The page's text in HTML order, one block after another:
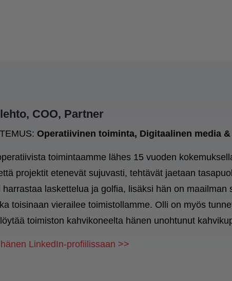
COO, Partner
Operatiivinen toiminta, Digitaalinen media
toimintaamme lähes 15 vuoden
projektit etenevät sujuvasti, tehtävät jaetaan
harrastaa laskettelua ja golfia, lisäksi hän on maailman
toisinaan vierailee toimistollamme. Olli on myös
toimiston kahvikoneelta hänen unohtunut
LinkedIn-profiilissaan >>